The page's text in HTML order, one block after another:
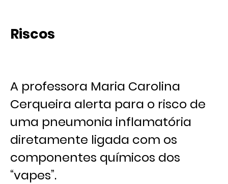
Riscos
A professora Maria Carolina
Cerqueira alerta para o risco de
uma pneumonia inflamatória
diretamente ligada com os
componentes químicos dos
“vapes”.